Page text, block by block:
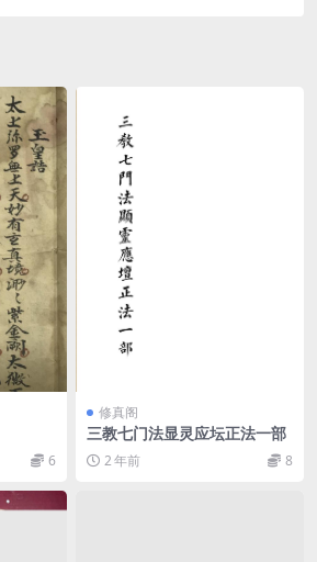
6
修真阁
三教七门法显灵应坛正法一部
2 年前 8